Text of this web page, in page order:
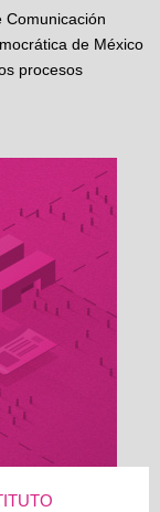
Comunicación
de México
procesos